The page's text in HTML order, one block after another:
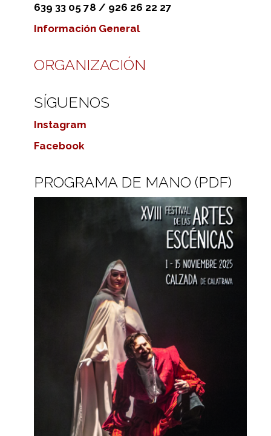
639 33 05 78 / 926 26 22 27
Información General
ORGANIZACIÓN
SÍGUENOS
Instagram
Facebook
PROGRAMA DE MANO (PDF)